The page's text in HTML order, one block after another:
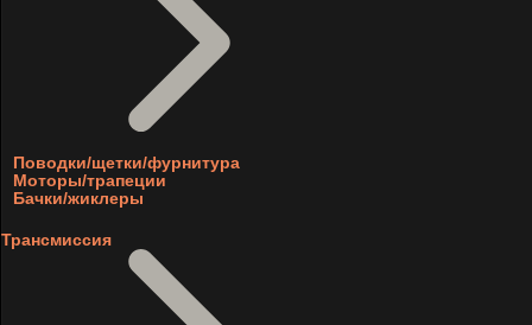
Поводки/щетки/фурнитура
Моторы/трапеции
Бачки/жиклеры
Трансмиссия